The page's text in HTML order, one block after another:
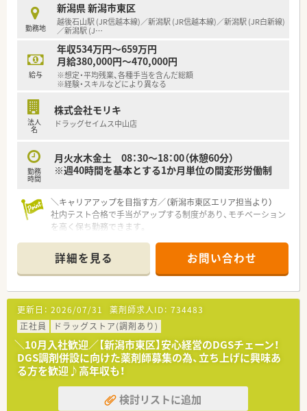
勤務地
新潟県 新潟市東区
越後石山駅 (JR信越本線)／新潟駅 (JR信越本線)／新潟駅 (JR白新線)
／新潟駅 (J…
給与
年収534万円～659万円
月給380,000円～470,000円
※想定・平均残業、各種手当を含んだ総額
※経験・スキルなどにより異なる
法人
名
株式会社モリキ
ドラッグセイムス中山店
勤務
時間
月火水木金土 08：30～18：00（休憩60分）
※週40時間を基本とする1か月単位の間変形労働制
＼キャリアアップを目指す方／（新潟市東区エリア担当より）
社内テスト合格で手当がアップする制度があり、モチベーション
を高く保ち勤務できます。
【店舗情報と応需状況について】
■新潟駅から車で8分ほどの距離に位置する調剤併設型のドラッ
グストアでのご勤務です。
■処方箋の応需科目や枚数は現状未定となっており、詳細はお問
い合わせをお願いします。
■配属予定の薬剤師は1名体制を予定しており、営業時間は18時
までとなっております。
【募集背景と求める人物像について】
■定期的な採用活動の一環として、薬剤師資格をお持ちの方を幅
広く募集しております。
■未経験の方やブランクがある方も歓迎しており、柔軟な働き方
ができる方を求めています。
詳細を見る お問い合わせ
更新日： 2026/07/31 薬剤師求人ID： 734483
正社員
ドラッグストア(調剤あり)
＼10月入社歓迎／【新潟市東区】安心経営のDGSチェーン！
DGS調剤併設に向けた薬剤師募集の為、立ち上げに興味あ
る方を歓迎♪高年収も！
検討リストに追加